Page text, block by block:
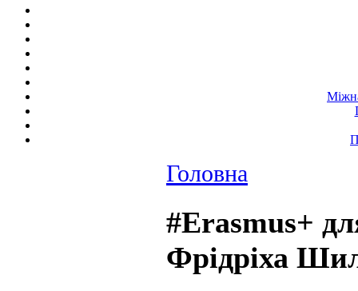
Головна
#Erasmus+
Фрідріха